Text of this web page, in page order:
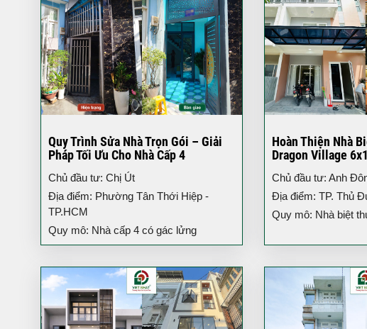
Quy Trình Sửa Nhà Trọn Gói – Giải
Pháp Tối Ưu Cho Nhà Cấp 4
Chủ đầu tư: Chị Út
Địa điểm: Phường Tân Thới Hiệp -
TP.HCM
Quy mô: Nhà cấp 4 có gác lửng
Hoàn Thiện Nhà
Dragon Village
Chủ đầu tư: Anh
Địa điểm: TP. Thủ
Quy mô: Nhà biệt